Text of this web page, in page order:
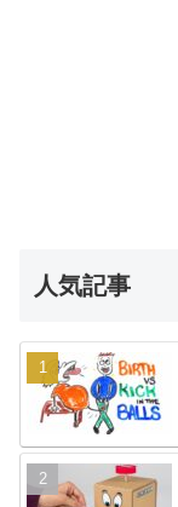
人気記事